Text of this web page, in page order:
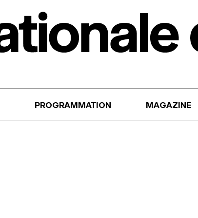
PROGRAMMATION MAGAZINE